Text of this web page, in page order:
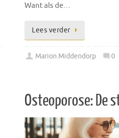
Want als de…
Lees verder
Marion Middendorp 0
Osteoporose: De